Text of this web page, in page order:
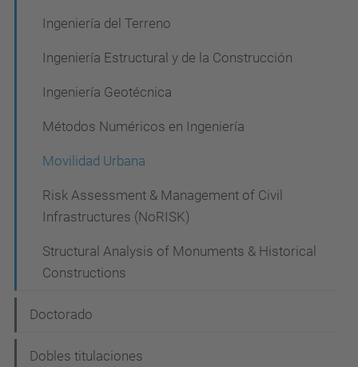
Ingeniería del Terreno
Ingeniería Estructural y de la Construcción
Ingeniería Geotécnica
Métodos Numéricos en Ingeniería
Movilidad Urbana
Risk Assessment & Management of Civil
Infrastructures (NoRISK)
Structural Analysis of Monuments & Historical
Constructions
Doctorado
Dobles titulaciones